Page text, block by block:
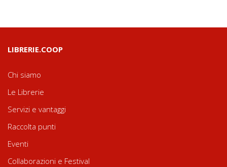
LIBRERIE.COOP
Chi siamo
Le Librerie
Servizi e vantaggi
Raccolta punti
Eventi
Collaborazioni e Festival